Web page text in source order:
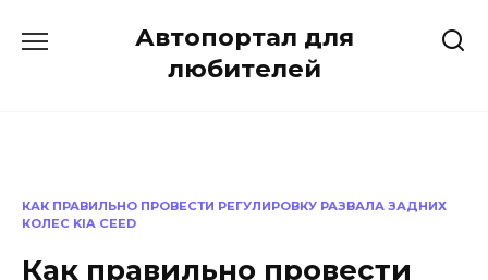
Автопортал для
любителей
КАК ПРАВИЛЬНО ПРОВЕСТИ РЕГУЛИРОВКУ РАЗВАЛА ЗАДНИХ
КОЛЕС KIA CEED
Как правильно провести